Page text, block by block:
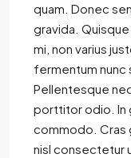
quam. Donec
gravida.
mi, non varius
fermentum nunc
Pellentesque
porttitor odio. In
commodo. Cras
nisl consectetur